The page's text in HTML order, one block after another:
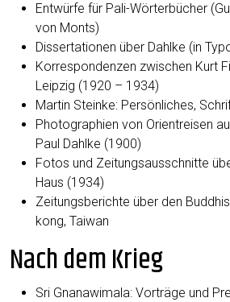
Ent­wür­fe für Pali-Wör­ter­bü­cher
von Monts)
Dis­ser­ta­tio­nen über Dah­l­ke (in
Kor­re­spon­den­zen zwi­schen Kurt
Leip­zig (1920 – 1934)
Mar­tin Stein­ke: Per­sön­li­ches,
Pho­to­gra­phien von Ori­ent­rei­sen
Paul Dah­l­ke (1900)
Fotos und Zei­tungs­aus­schnit­te
Haus (1934)
Zei­tungs­be­rich­te über den
kong, Taiwan
Nach dem Krieg
Sri Gna­na­wi­ma­la: Vor­trä­ge und